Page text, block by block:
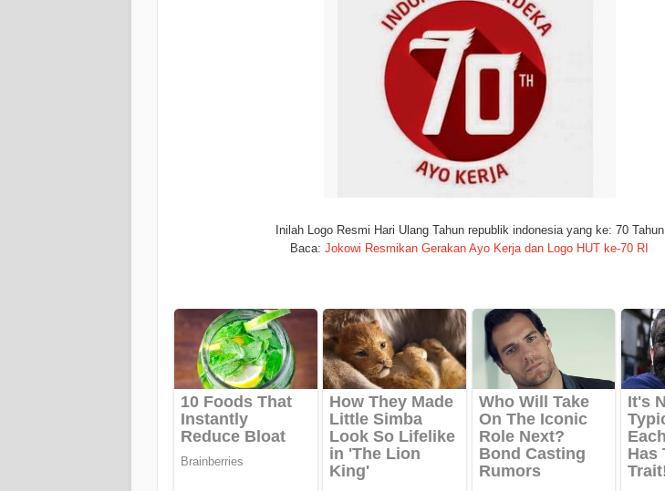
Inilah Logo Resmi Hari Ulang Tahun republik indonesia yang ke: 70 Tahun
Baca: Jokowi Resmikan Gerakan Ayo Kerja dan Logo HUT ke-70 RI